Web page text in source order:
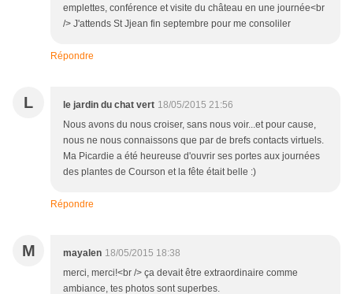
emplettes, conférence et visite du château en une journée<br
/> J'attends St Jjean fin septembre pour me consoliler
Répondre
L le jardin du chat vert 18/05/2015 21:56
Nous avons du nous croiser, sans nous voir...et pour cause,
nous ne nous connaissons que par de brefs contacts virtuels.
Ma Picardie a été heureuse d'ouvrir ses portes aux journées
des plantes de Courson et la fête était belle :)
Répondre
M mayalen 18/05/2015 18:38
merci, merci!<br /> ça devait être extraordinaire comme
ambiance, tes photos sont superbes.